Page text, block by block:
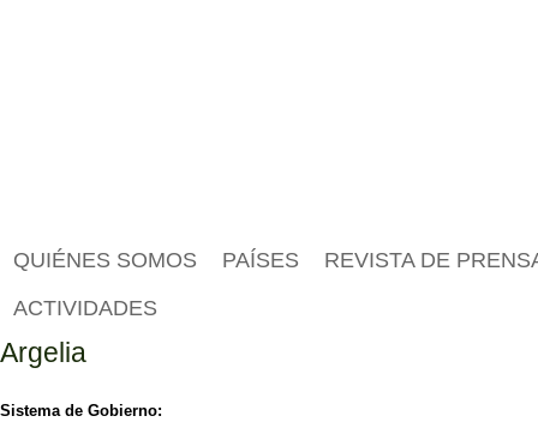
QUIÉNES SOMOS PAÍSES REVISTA DE
ACTIVIDADES
Argelia
Sistema de Gobierno: